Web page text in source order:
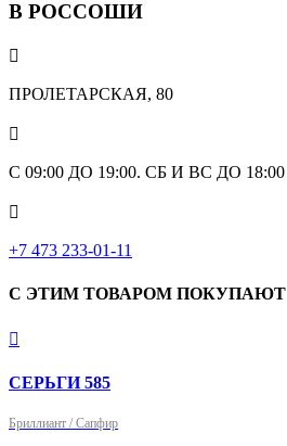
В РОССОШИ

ПРОЛЕТАРСКАЯ, 80

С 09:00 ДО 19:00. СБ И ВС ДО 18:00

+7 473 233-01-11
С ЭТИМ ТОВАРОМ ПОКУПАЮТ

СЕРЬГИ 585
Бриллиант / Сапфир